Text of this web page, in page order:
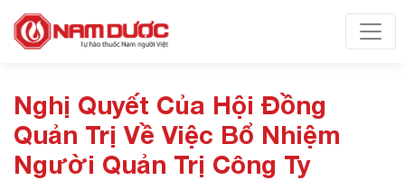
Nghị Quyết Của Hội Đồng
Quản Trị Về Việc Bổ Nhiệm
Người Quản Trị Công Ty